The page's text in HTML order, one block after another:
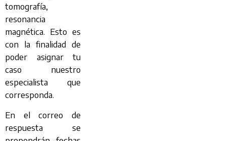
tomografía,
resonancia
magnética. Esto es
con la finalidad de
poder asignar tu
caso nuestro
especialista que
corresponda.
En el correo de
respuesta se